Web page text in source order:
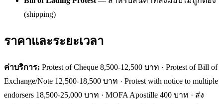
(shipping)
ราคาและระยะเวลา
ค่าบริการ: Protest of Cheque 8,500-12,500 บาท · Protest of Bill of
Exchange/Note 12,500-18,500 บาท · Protest with notice to multiple
endorsers 18,500-25,000 บาท · MOFA Apostille 400 บาท · ส่ง